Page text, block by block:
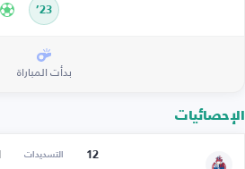
23’
بدأت المباراة
الإحصائيات
12 التسديدات